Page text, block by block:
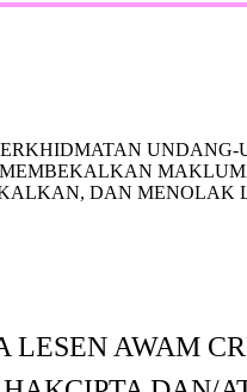
UNDANG-
DAN
AWAM